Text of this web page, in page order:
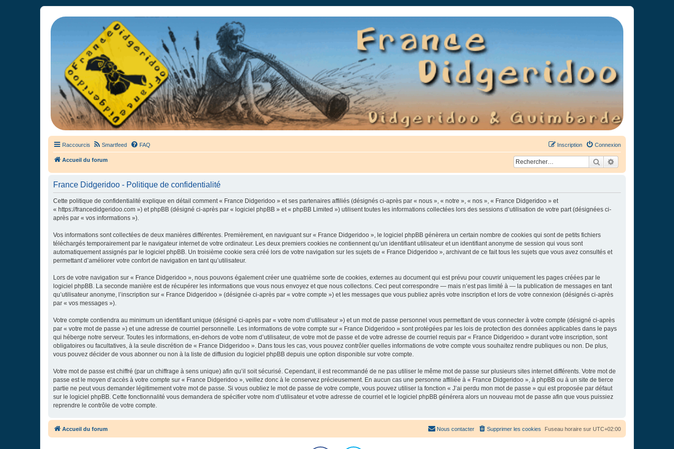
France Didgeridoo
Didgeridoo et Guimbarde sur France Didgeridoo - retrouvez la communauté.
Raccourcis Smartfeed FAQ Connexion
Inscription
Accueil du forum Rechercher
France Didgeridoo - Politique de confidentialité
Cette politique de confidentialité explique en détail comment « France Didgeridoo » et ses partenaires affiliés (désignés ci-après par « nous », « notre », « nos », « France Didgeridoo » et
« https://francedidgeridoo.com ») et phpBB (désigné ci-après par « logiciel phpBB » et « phpBB Limited ») utilisent toutes les informations collectées lors des sessions d’utilisation de votre part (désignées ci-
après par « vos informations »).
Vos informations sont collectées de deux manières différentes. Premièrement, en naviguant sur « France Didgeridoo », le logiciel phpBB génèrera un certain nombre de cookies qui sont de petits fichiers
téléchargés temporairement par le navigateur internet de votre ordinateur. Les deux premiers cookies ne contiennent qu’un identifiant utilisateur et un identifiant anonyme de session qui vous sont
automatiquement assignés par le logiciel phpBB. Un troisième cookie sera créé lors de votre navigation sur les sujets de « France Didgeridoo », archivant de ce fait tous les sujets que vous avez consultés et
permettant d’améliorer votre confort de navigation en tant qu’utilisateur.
Lors de votre navigation sur « France Didgeridoo », nous pouvons également créer une quatrième sorte de cookies, externes au document qui est prévu pour couvrir uniquement les pages créées par le
logiciel phpBB. La seconde manière est de récupérer les informations que vous nous envoyez et que nous collectons. Ceci peut correspondre — mais n’est pas limité à — la publication de messages en tant
qu’utilisateur anonyme, l’inscription sur « France Didgeridoo » (désignée ci-après par « votre compte ») et les messages que vous publiez après votre inscription et lors de votre connexion (désignés ci-après
par « vos messages »).
Votre compte contiendra au minimum un identifiant unique (désigné ci-après par « votre nom d’utilisateur ») et un mot de passe personnel vous permettant de vous connecter à votre compte (désigné ci-après
par « votre mot de passe ») et une adresse de courriel personnelle. Les informations de votre compte sur « France Didgeridoo » sont protégées par les lois de protection des données applicables dans le pays
qui héberge notre serveur. Toutes les informations, en-dehors de votre nom d’utilisateur, de votre mot de passe et de votre adresse de courriel requis par « France Didgeridoo » durant votre inscription, sont
obligatoires ou facultatives, à la seule discrétion de « France Didgeridoo ». Dans tous les cas, vous pouvez contrôler quelles informations de votre compte vous souhaitez rendre publiques ou non. De plus,
vous pouvez décider de vous abonner ou non à la liste de diffusion du logiciel phpBB depuis une option disponible sur votre compte.
Votre mot de passe est chiffré (par un chiffrage à sens unique) afin qu’il soit sécurisé. Cependant, il est recommandé de ne pas utiliser le même mot de passe sur plusieurs sites internet différents. Votre mot de
passe est le moyen d’accès à votre compte sur « France Didgeridoo », veillez donc à le conservez précieusement. En aucun cas une personne affiliée à « France Didgeridoo », à phpBB ou à un site de tierce
partie ne peut vous demander légitimement votre mot de passe. Si vous oubliez le mot de passe de votre compte, vous pouvez utiliser la fonction « J’ai perdu mon mot de passe » qui est proposée par défaut
sur le logiciel phpBB. Cette fonctionnalité vous demandera de spécifier votre nom d’utilisateur et votre adresse de courriel et le logiciel phpBB générera alors un nouveau mot de passe afin que vous puissiez
reprendre le contrôle de votre compte.
Accueil du forum Fuseau horaire sur UTC+02:00
Supprimer les cookies
Nous contacter